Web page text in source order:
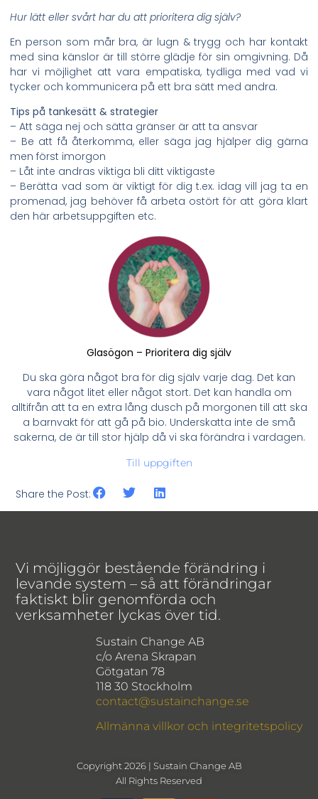
Hur lätt eller svårt har du att prioritera dig själv?
En person som mår bra, är lugn & trygg och har kontakt
med sina känslor är till större glädje för sin omgivning. Då
har vi möjlighet att vara empatiska, tydliga med vad vi
tycker och kommunicera på ett bra sätt med andra.
Tips på tankesätt & strategier
– Att säga nej och sätta gränser är att ta ansvar
– Be att få återkomma, eller säga jag hjälper dig gärna
men först imorgon
– Låt inte andras viktiga bli ditt viktigaste
– Berätta vad som är viktigt för dig t.ex. idag vill jag ta en
promenad, jag behöver få arbeta ostört för att göra klart
den här arbetsuppgiften etc.
Glasögon – Prioritera dig själv
Du ska göra något bra för dig själv varje dag. Det kan
vara något litet eller något stort. Det kan handla om
alltifrån att ta en extra lång dusch på morgonen till att ska
a barnvakt för att gå på bio. Underskatta inte de små
sakerna, de är till stor hjälp då vi ska förändra i vardagen.
Till uppgiften
Share the Post:
Vi möjliggör bestående förändring i
levande system – så att förändringar
faktiskt blir genomförda och
verksamheter lyckas över tid.
Sustain Change AB
c/o Arena Skrapan
Götgatan 78
118 30 Stockholm
contact@sustainchange.se
Allmänna villkor och integritetspolicy
Copyright 2026 | Sustain Change AB
All Rights Reserved